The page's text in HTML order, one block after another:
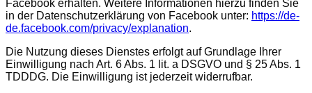
Facebook erhalten. Weitere Informationen hierzu finden Sie
in der Datenschutzerklärung von Facebook unter: https://de-
de.facebook.com/privacy/explanation.
Die Nutzung dieses Dienstes erfolgt auf Grundlage Ihrer
Einwilligung nach Art. 6 Abs. 1 lit. a DSGVO und § 25 Abs. 1
TDDDG. Die Einwilligung ist jederzeit widerrufbar.